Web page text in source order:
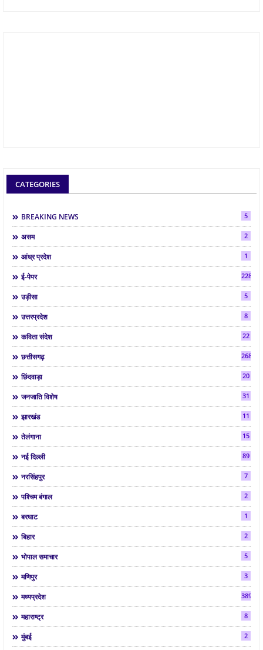
CATEGORIES
BREAKING NEWS 5
असम 2
आंध्र प्रदेश 1
ई-पेपर 2286
उड़ीसा 5
उत्तरप्रदेश 8
कविता संदेश 22
छत्तीसगढ़ 268
छिंदवाड़ा 20
जनजाति विशेष 31
झारखंड 11
तेलंगाना 15
नई दिल्ली 89
नरसिंहपुर 7
पश्चिम बंगाल 2
बरघाट 1
बिहार 2
भोपाल समाचार 5
मणिपुर 3
मध्यप्रदेश 3892
महाराष्ट्र 8
मुंबई 2